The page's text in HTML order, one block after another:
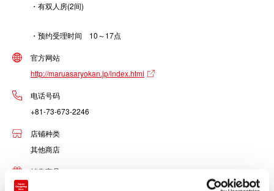
・有双人房(2间)
・预约受理时间 10～17点
官方网站
http://maruasaryokan.jp/index.html
电话号码
+81-73-673-2246
店铺种类
其他商店
销售商品